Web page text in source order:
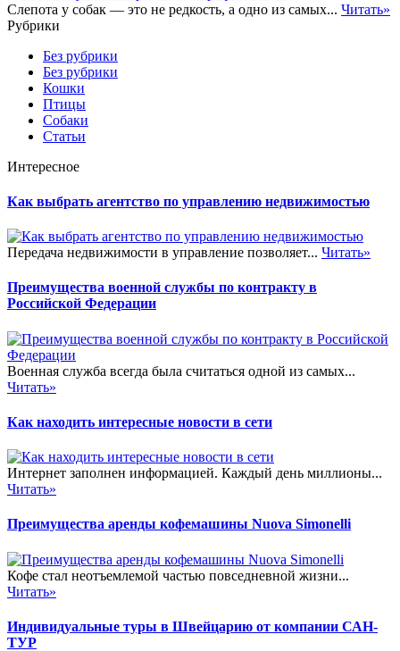
Слепота у собак — это не редкость, а одно из самых... Читать»
Рубрики
Без рубрики
Без рубрики
Кошки
Птицы
Собаки
Статьи
Интересное
Как выбрать агентство по управлению недвижимостью
Передача недвижимости в управление позволяет... Читать»
Преимущества военной службы по контракту в
Российской Федерации
Военная служба всегда была считаться одной из самых...
Читать»
Как находить интересные новости в сети
Интернет заполнен информацией. Каждый день миллионы...
Читать»
Преимущества аренды кофемашины Nuova Simonelli
Кофе стал неотъемлемой частью повседневной жизни...
Читать»
Индивидуальные туры в Швейцарию от компании САН-
ТУР